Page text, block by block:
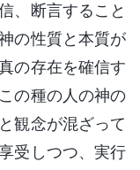
、断言すること
の性質と本質が
の存在を確信す
の種の人の神の
観念が混ざって
受しつつ、実行